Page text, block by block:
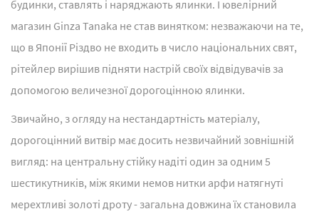
будинки, ставлять і наряджають ялинки. І ювелірний
магазин Ginza Tanaka не став винятком: незважаючи на те,
що в Японії Різдво не входить в число національних свят,
рітейлер вирішив підняти настрій своїх відвідувачів за
допомогою величезної дорогоцінною ялинки.
Звичайно, з огляду на нестандартність матеріалу,
дорогоцінний витвір має досить незвичайний зовнішній
вигляд: на центральну стійку надіті один за одним 5
шестикутників, між якими немов нитки арфи натягнуті
мерехтливі золоті дроту - загальна довжина їх становила